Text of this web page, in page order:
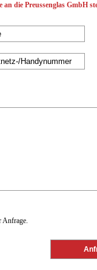
die Preussenglas GmbH
Anfrage.